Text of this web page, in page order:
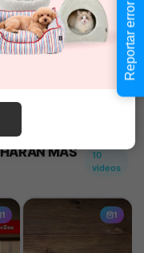
Información de envío
Reportar error